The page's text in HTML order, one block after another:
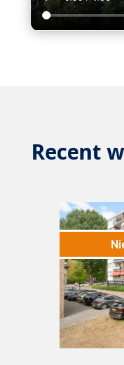
Recent